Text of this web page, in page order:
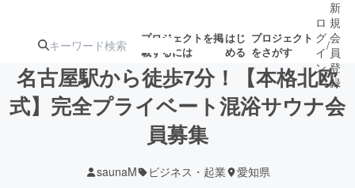
プロジェクトを掲
載するには
はじ
める
プロジェクト
をさがす
注目の新着プロ募集終了が近いプ
ロ
グ
イ
ン
/
新
規
会
員
登
録
名古屋駅から徒歩7分！【本格北欧
式】完全プライベート混浴サウナ会
員募集
saunaM ビジネス・起業 愛知県